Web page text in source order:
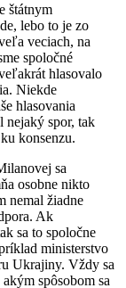
štátnym
lebo to je zo
veciach, na
spoločné
hlasovalo
Niekde
hlasovania
nejaký spor, tak
konsenzu.
sa
osobne nikto
nemal žiadne
Ak
sa to spoločne
ministerstvo
Ukrajiny. Vždy sa
spôsobom sa